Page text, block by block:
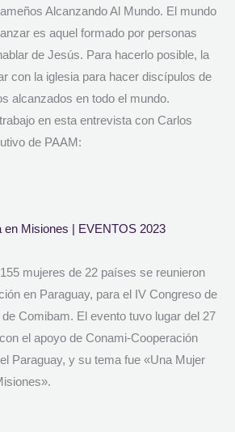
Alcanzando Al Mundo. El mundo
es aquel formado por personas
de Jesús. Para hacerlo posible, la
con la iglesia para hacer discípulos de
alcanzados en todo el mundo.
en esta entrevista con Carlos
de PAAM:
en Misiones | EVENTOS 2023
mujeres de 22 países se reunieron
en Paraguay, para el IV Congreso de
Comibam. El evento tuvo lugar del 27
el apoyo de Conami-Cooperación
Paraguay, y su tema fue «Una Mujer